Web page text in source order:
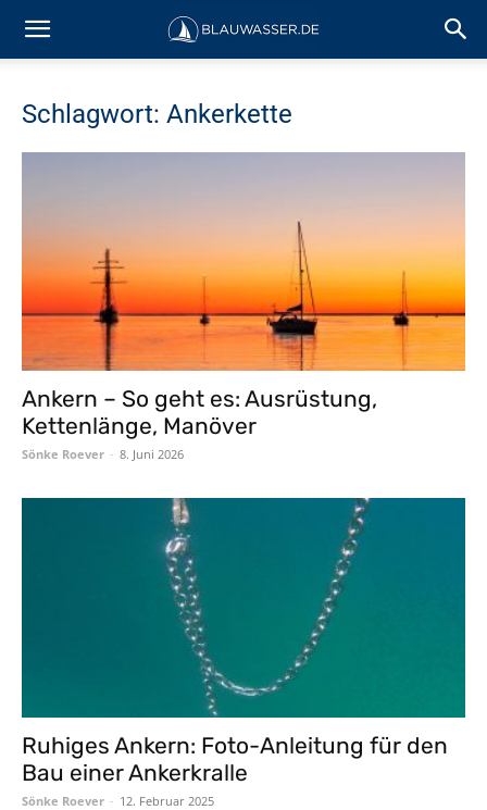
Schlagwort: Ankerkette
Ankern – So geht es: Ausrüstung,
Kettenlänge, Manöver
Sönke Roever - 8. Juni 2026
Ruhiges Ankern: Foto-Anleitung für den
Bau einer Ankerkralle
Sönke Roever - 12. Februar 2025